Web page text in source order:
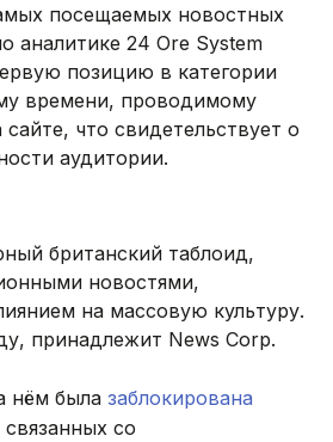
посещаемых новостных
аналитике 24 Ore System
позицию в категории
времени, проводимому
что свидетельствует о
аудитории.
британский таблоид,
новостями,
на массовую культуру.
принадлежит News Corp.
нём была заблокирована
со